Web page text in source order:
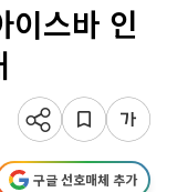
이스바 인
구글 선호매체 추가